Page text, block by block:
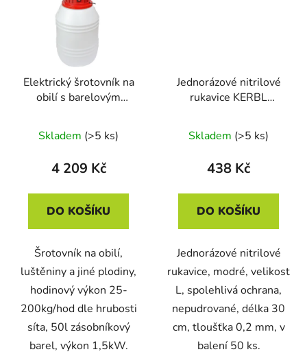
Elektrický šrotovník na
obilí s barelovým
HP 1,5kW
Skladem (>5 ks)
4 209 Kč
DO KOŠÍKU
Šrotovník na obilí,
luštěniny a jiné plodiny,
hodinový výkon 25-
200kg/hod dle hrubosti
síta, 50l zásobníkový
barel, výkon 1,5kW.
Jednorázové nitrilové
rukavice KERBL
PREMIUM PLUS, vel. L,
d. 30cm, tl. 0,2mm,
50ks/bal
Skladem (>5 ks)
438 Kč
DO KOŠÍKU
Jednorázové nitrilové
rukavice, modré, velikost
L, spolehlivá ochrana,
nepudrované, délka 30
cm, tloušťka 0,2 mm, v
balení 50 ks.